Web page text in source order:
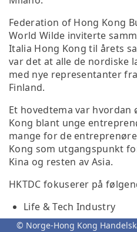
Federation of Hong Kong
World Wilde inviterte
Italia Hong Kong til årets
var det at alle de nordiske
med nye representanter
Finland.
Et hovedtema var hvordan
Kong blant unge
mange for de
Kong som utgangspunkt
Kina og resten av Asia.
HKTDC fokuserer på
Life & Tech Industry
AI & Data science
© Norge-Hong Kong